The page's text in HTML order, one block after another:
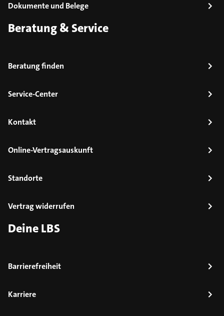
Dokumente und Belege
Beratung & Service
Beratung finden
Service-Center
Kontakt
Online-Vertragsauskunft
Standorte
Vertrag widerrufen
Deine LBS
Barrierefreiheit
Karriere